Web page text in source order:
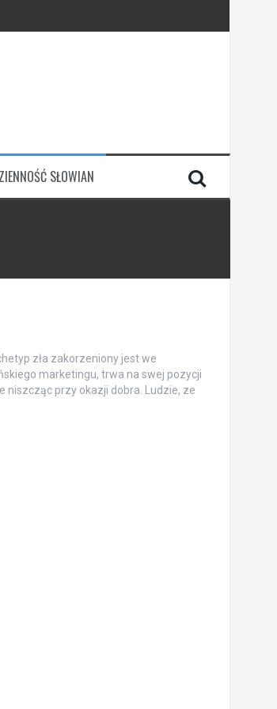
SŁOWIAN
zła zakorzeniony jest we
marketingu, trwa na swej pozycji
niszcząc przy okazji dobra. Ludzie, ze